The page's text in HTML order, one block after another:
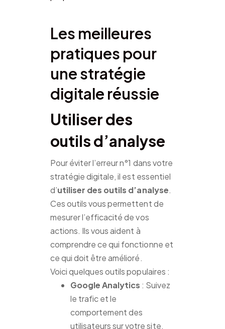
Les meilleures
pratiques pour
une stratégie
digitale réussie
Utiliser des
outils d’analyse
Pour éviter l’erreur n°1 dans votre
stratégie digitale, il est essentiel
d’utiliser des outils d’analyse.
Ces outils vous permettent de
mesurer l’efficacité de vos
actions. Ils vous aident à
comprendre ce qui fonctionne et
ce qui doit être amélioré.
Voici quelques outils populaires :
Google Analytics : Suivez
le trafic et le
comportement des
utilisateurs sur votre site.